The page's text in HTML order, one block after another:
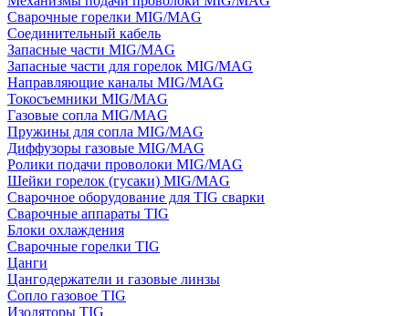
Сварочные горелки MIG/MAG
Соединительный кабель
Запасные части MIG/MAG
Запасные части для горелок MIG/MAG
Направляющие каналы MIG/MAG
Токосъемники MIG/MAG
Газовые сопла MIG/MAG
Пружины для сопла MIG/MAG
Диффузоры газовые MIG/MAG
Ролики подачи проволоки MIG/MAG
Шейки горелок (гусаки) MIG/MAG
Сварочное оборудование для TIG сварки
Сварочные аппараты TIG
Блоки охлаждения
Сварочные горелки TIG
Цанги
Цангодержатели и газовые линзы
Сопло газовое TIG
Изоляторы TIG